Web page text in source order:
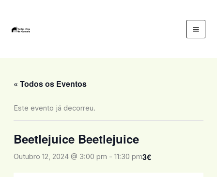
content
Main
« Todos os Eventos
Este evento já decorreu.
Beetlejuice Beetlejuice
Outubro 12, 2024 @ 3:00 pm - 11:30 pm3€